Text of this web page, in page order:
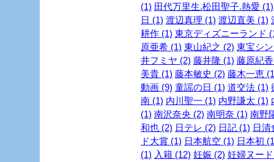
(1) 田代万里生.松田聖子.熱愛 (1)
日 (1) 渡辺真理 (1) 渡辺直美 (1)
耕作 (1) 東京ディズニーランド
原亜希 (1) 東山紀之 (2) 東宝シ
井フミヤ (2) 藤井隆 (1) 藤原紀
美貴 (1) 藤本敏史 (2) 藤木一恵
動画 (9) 童謡の日 (1) 道交法 (1)
南 (1) 内川聖一 (1) 内野謙太 (1)
(1) 南沢奈央 (2) 南明奈 (1) 南野
和也 (2) 日テレ (2) 日記 (1) 日清
ド大賞 (1) 日本航空 (1) 日本初
(1) 入籍 (12) 妊娠 (2) 妊婦ヌー